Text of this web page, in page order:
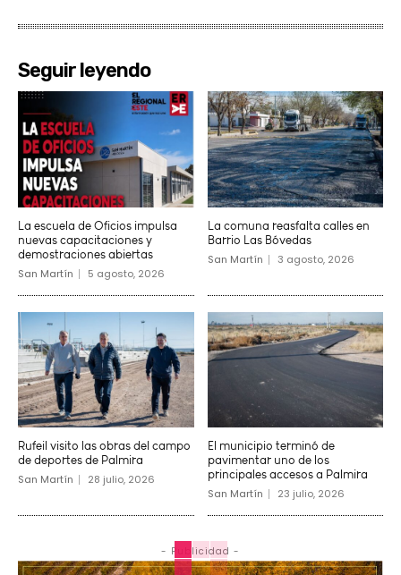
Seguir leyendo
La escuela de Oficios impulsa
nuevas capacitaciones y
demostraciones abiertas
San Martín 5 agosto, 2026
La comuna reasfalta calles en
Barrio Las Bóvedas
San Martín 3 agosto, 2026
Rufeil visito las obras del campo
de deportes de Palmira
San Martín 28 julio, 2026
El municipio terminó de
pavimentar uno de los
principales accesos a Palmira
San Martín 23 julio, 2026
- Publicidad -